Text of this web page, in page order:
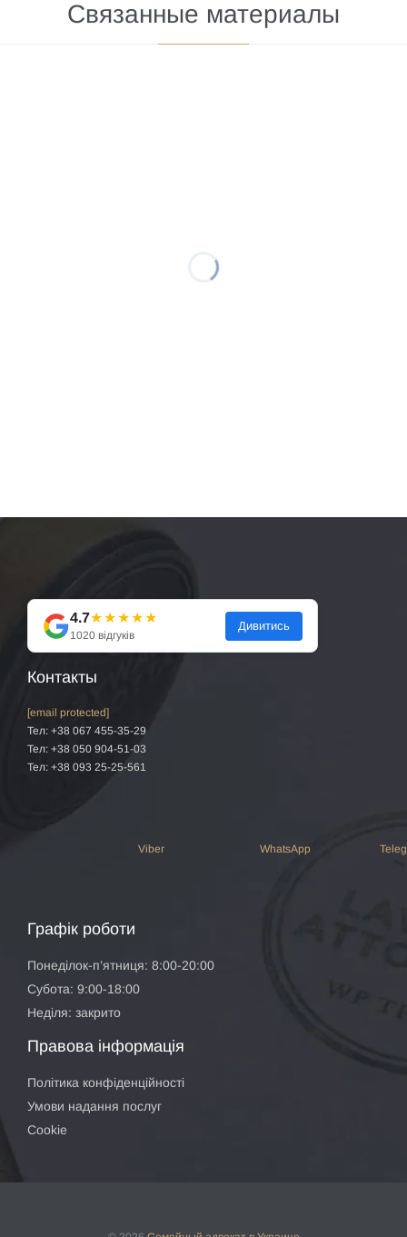
Связанные материалы
4.7★★★★★
1020 відгуків
Дивитись
Контакты
[email protected]
Тел: +38 067 455-35-29
Тел: +38 050 904-51-03
Тел: +38 093 25-25-561
Viber WhatsApp
Графік роботи
Понеділок-п’ятниця: 8:00-20:00
Субота: 9:00-18:00
Неділя: закрито
Правова інформація
Політика конфіденційності
Умови надання послуг
Cookie